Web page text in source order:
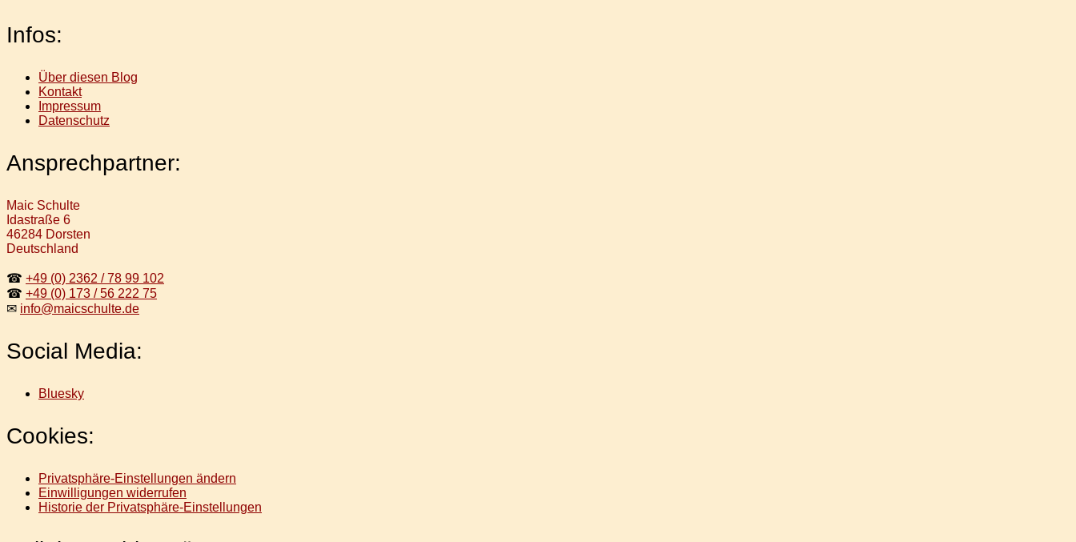
Infos:
Über diesen Blog
Kontakt
Impressum
Datenschutz
Ansprechpartner:
Maic Schulte
Idastraße 6
46284 Dorsten
Deutschland
☎ +49 (0) 2362 / 78 99 102
☎ +49 (0) 173 / 56 222 75
✉ info@maicschulte.de
Social Media:
Bluesky
Cookies:
Privatsphäre-Einstellungen ändern
Einwilligungen widerrufen
Historie der Privatsphäre-Einstellungen